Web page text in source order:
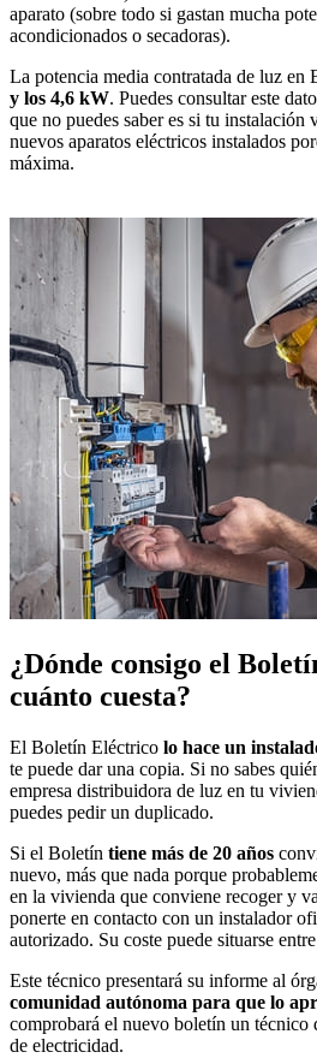
aparato (sobre todo si gastan mucha
acondicionados o secadoras).
La potencia media contratada de luz en
y los 4,6 kW. Puedes consultar este
que no puedes saber es si tu
nuevos aparatos eléctricos instalados
máxima.
¿Dónde consigo el
cuánto cuesta?
El Boletín Eléctrico lo hace un
te puede dar una copia. Si no sabes
empresa distribuidora de luz en tu
puedes pedir un duplicado.
Si el Boletín tiene más de 20 años
nuevo, más que nada porque
en la vivienda que conviene recoger y
ponerte en contacto con un instalador
autorizado. Su coste puede situarse
Este técnico presentará su informe al
comunidad autónoma para que lo
comprobará el nuevo boletín un técnico
de electricidad.